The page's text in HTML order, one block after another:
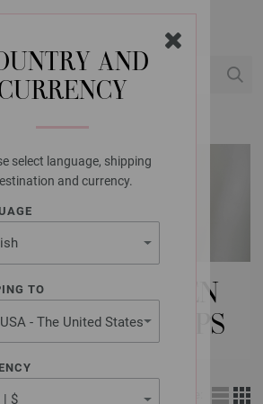
AND
select language, shipping
and currency.
TO
USA - The United States
SJAALS & LOOPS
Weergave: